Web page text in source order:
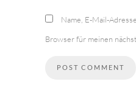
Name, E-Mail-
Browser für meinen